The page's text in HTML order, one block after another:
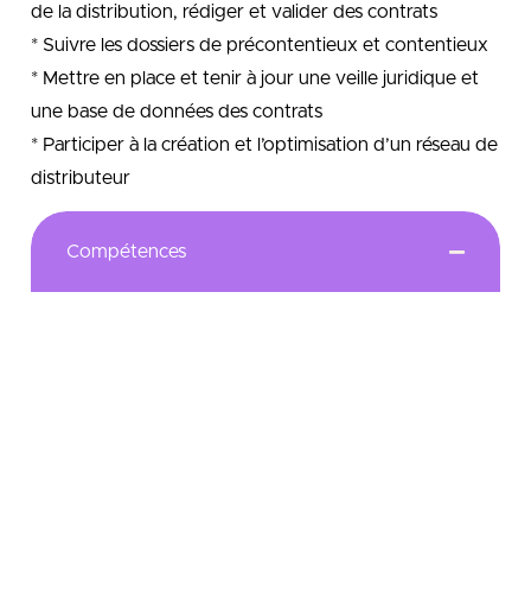
de la distribution, rédiger et valider des contrats
* Suivre les dossiers de précontentieux et contentieux
* Mettre en place et tenir à jour une veille juridique et
une base de données des contrats
* Participer à la création et l’optimisation d’un réseau de
distributeur
Compétences